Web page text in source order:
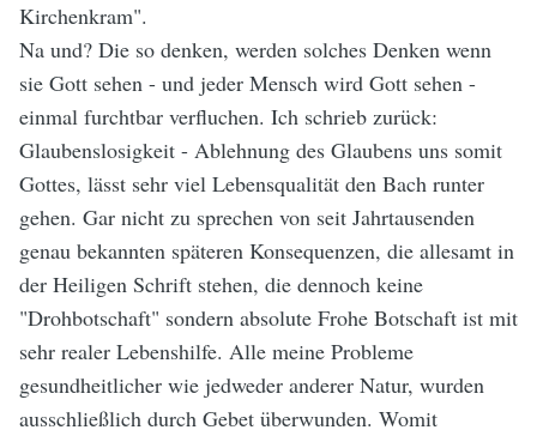
Kirchenkram".
Na und? Die so denken, werden solches Denken wenn
sie Gott sehen - und jeder Mensch wird Gott sehen -
einmal furchtbar verfluchen. Ich schrieb zurück:
Glaubenslosigkeit - Ablehnung des Glaubens uns somit
Gottes, lässt sehr viel Lebensqualität den Bach runter
gehen. Gar nicht zu sprechen von seit Jahrtausenden
genau bekannten späteren Konsequenzen, die allesamt in
der Heiligen Schrift stehen, die dennoch keine
"Drohbotschaft" sondern absolute Frohe Botschaft ist mit
sehr realer Lebenshilfe. Alle meine Probleme
gesundheitlicher wie jedweder anderer Natur, wurden
ausschließlich durch Gebet überwunden. Womit